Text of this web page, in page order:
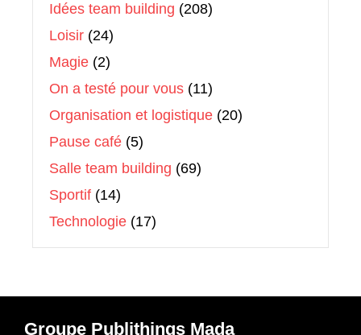
Idées team building (208)
Loisir (24)
Magie (2)
On a testé pour vous (11)
Organisation et logistique (20)
Pause café (5)
Salle team building (69)
Sportif (14)
Technologie (17)
Groupe Publithings Mada